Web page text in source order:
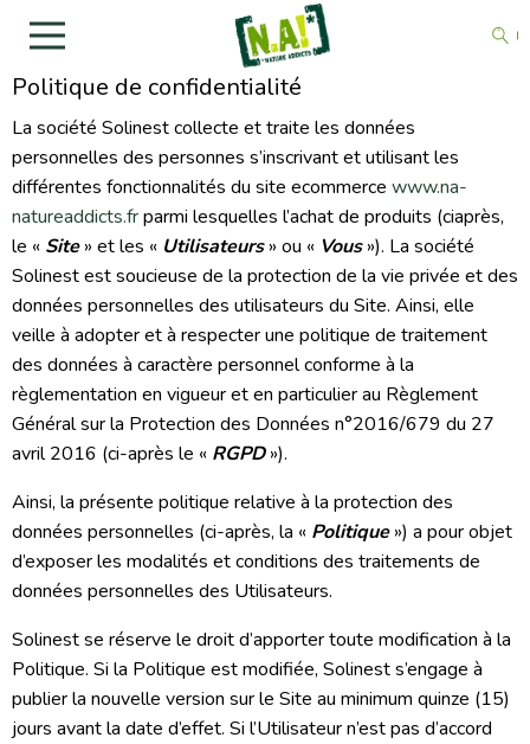
Politique de confidentialité
La société Solinest collecte et traite les données
personnelles des personnes s’inscrivant et utilisant les
différentes fonctionnalités du site ecommerce www.na-
natureaddicts.frparmi lesquelles l’achat de produits (ciaprès,
le « Site» et les « Utilisateurs» ou « Vous»). La société
Solinest est soucieuse de la protection de la vie privée et des
données personnelles des utilisateurs du Site. Ainsi, elle
veille à adopter et à respecter une politique de traitement
des données à caractère personnel conforme à la
règlementation en vigueur et en particulier au Règlement
Général sur la Protection des Données n°2016/679 du 27
avril 2016 (ci-après le « RGPD»).
Ainsi, la présente politique relative à la protection des
données personnelles (ci-après, la « Politique») a pour objet
d’exposer les modalités et conditions des traitements de
données personnelles des Utilisateurs.
Solinest se réserve le droit d’apporter toute modification à la
Politique. Si la Politique est modifiée, Solinest s’engage à
publier la nouvelle version sur le Site au minimum quinze (15)
jours avant la date d’effet. Si l’Utilisateur n’est pas d’accord